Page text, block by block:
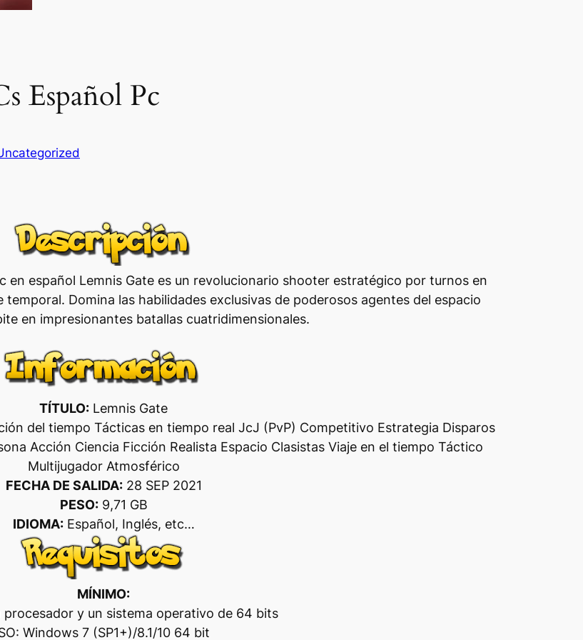
Español Pc
en español Lemnis Gate es un revolucionario shooter estratégico por turnos en
Domina las habilidades exclusivas de poderosos agentes del espacio
en impresionantes batallas cuatridimensionales.
TÍTULO: Lemnis Gate
del tiempo Tácticas en tiempo real JcJ (PvP) Competitivo Estrategia Disparos
Acción Ciencia Ficción Realista Espacio Clasistas Viaje en el tiempo Táctico
Multijugador Atmosférico
FECHA DE SALIDA:28 SEP 2021
PESO:9,71 GB
IDIOMA:Español, Inglés, etc…
MÍNIMO:
procesador y un sistema operativo de 64 bits
Windows 7 (SP1+)/8.1/10 64 bit